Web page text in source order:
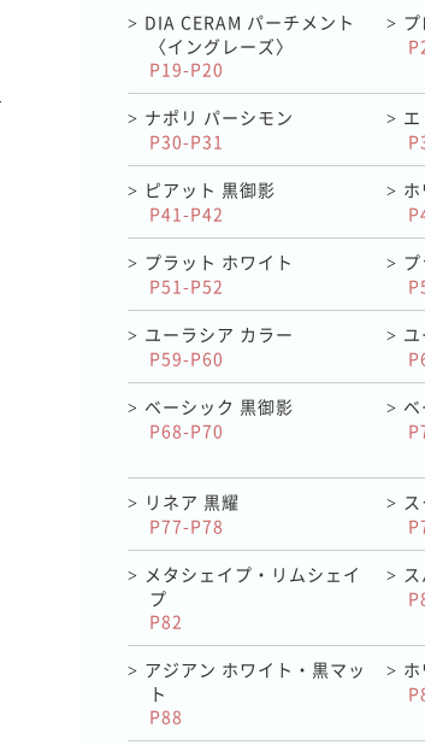
> DIA CERAM パーチメント
〈イングレーズ〉
P19-P20
>
> ナポリ パーシモン
P30-P31
>
> ピアット 黒御影
P41-P42
>
> プラット ホワイト
P51-P52
>
> ユーラシア カラー
P59-P60
>
> ベーシック 黒御影
P68-P70
>
> リネア 黒耀
P77-P78
>
> メタシェイプ・リムシェイ
プ
P82
>
> アジアン ホワイト・黒マッ
ト
P88
>